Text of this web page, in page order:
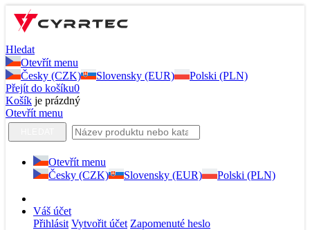
Hledat
Otevřít menu
Česky (CZK)
Slovensky (EUR)
Polski (PLN)
Přejít do košíku0
Košík je prázdný
Otevřít menu
Otevřít menu
Česky (CZK)
Slovensky (EUR) Polski (PLN)
Váš účet
Přihlásit Vytvořit účet Zapomenuté heslo